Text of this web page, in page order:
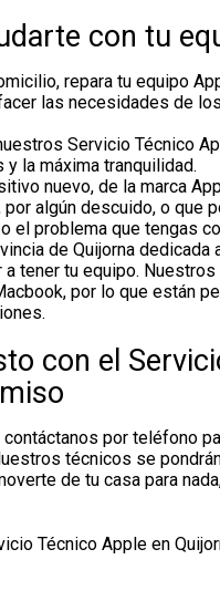
con tu
repara tu equipo
las necesidades de
Servicio Técnico
la máxima tranquilidad.
nuevo, de la marca
algún descuido, o que
el problema que tengas
de Quijorna
a tener tu equipo.
por lo que están
con el
por teléfono
técnicos se
de tu casa para
Técnico Apple en